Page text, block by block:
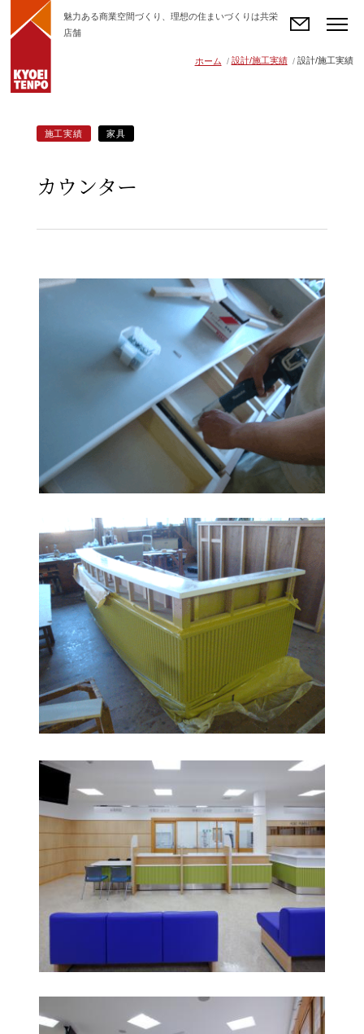
魅力ある商業空間づくり、理想の住まいづくりは共栄
店舗
ホーム 設計/施工実績 設計/施工実績
施工実績 家具
カウンター